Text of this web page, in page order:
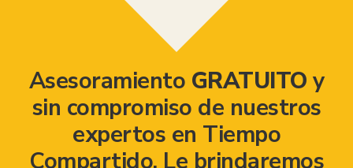
Asesoramiento GRATUITO y
sin compromiso de nuestros
expertos en Tiempo
Compartido. Le brindaremos